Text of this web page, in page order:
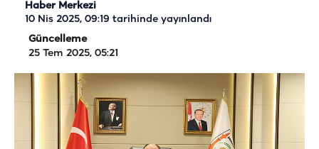
Haber Merkezi
10 Nis 2025, 09:19 tarihinde yayınlandı
Güncelleme
25 Tem 2025, 05:21